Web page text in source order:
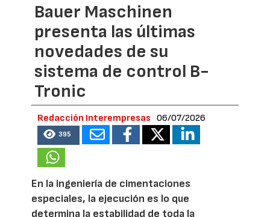
Bauer Maschinen
presenta las últimas
novedades de su
sistema de control B-
Tronic
Redacción Interempresas 06/07/2026
395
En la ingeniería de cimentaciones
especiales, la ejecución es lo que
determina la estabilidad de toda la